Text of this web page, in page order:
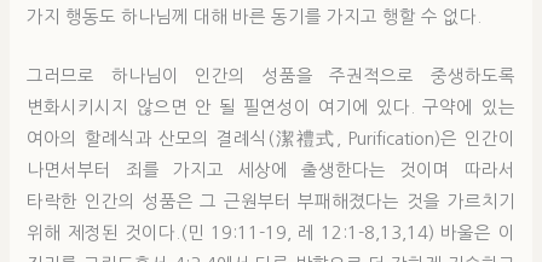
가지 행동도 하나님께 대해 바른 동기를 가지고 행할 수 없다.
그러므로 하나님이 인간의 성품을 주권적으로 중생하도록
변화시키시지 않으면 안 될 필연성이 여기에 있다. 구약에 있는
여아의 할례식과 산모의 결례식(潔禮式, Purification)은 인간이
나면서부터 죄를 가지고 세상에 출생한다는 것이며 따라서
타락한 인간의 성품은 그 근원부터 부패해졌다는 것을 가르치기
위해 제정된 것이다.(민 19:11-19, 레 12:1-8,13,14) 바울은 이